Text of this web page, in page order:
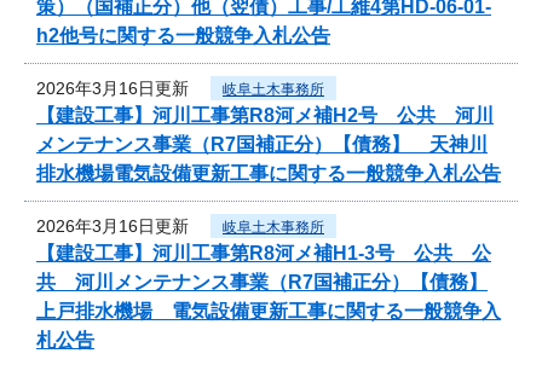
策）（国補正分）他（翌債）工事/工維4第HD-06-01-
h2他号に関する一般競争入札公告
2026年3月16日更新 岐阜土木事務所
【建設工事】河川工事第R8河メ補H2号 公共 河川
メンテナンス事業（R7国補正分）【債務】 天神川
排水機場電気設備更新工事に関する一般競争入札公告
2026年3月16日更新 岐阜土木事務所
【建設工事】河川工事第R8河メ補H1-3号 公共 公
共 河川メンテナンス事業（R7国補正分）【債務】
上戸排水機場 電気設備更新工事に関する一般競争入
札公告